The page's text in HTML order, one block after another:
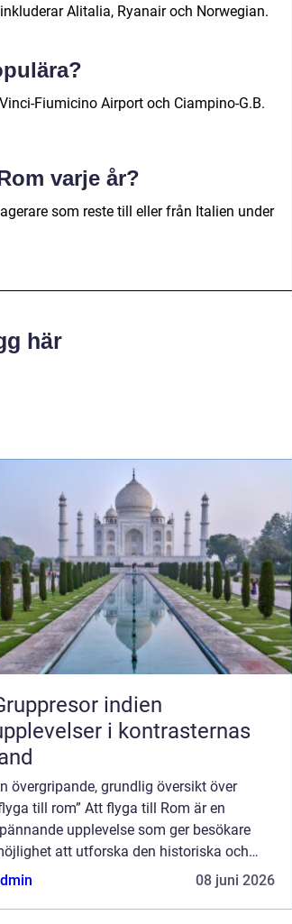
Alitalia, Ryanair och Norwegian.
Fiumicino Airport och Ciampino-G.B.
varje år?
som reste till eller från Italien under
här
indien
i kontrasternas
övergripande, grundlig översikt över
till rom” Att flyga till Rom är en
upplevelse som ger besökare
att utforska den historiska och
rikedomen i Den Eviga Staden.
08 juni 2026